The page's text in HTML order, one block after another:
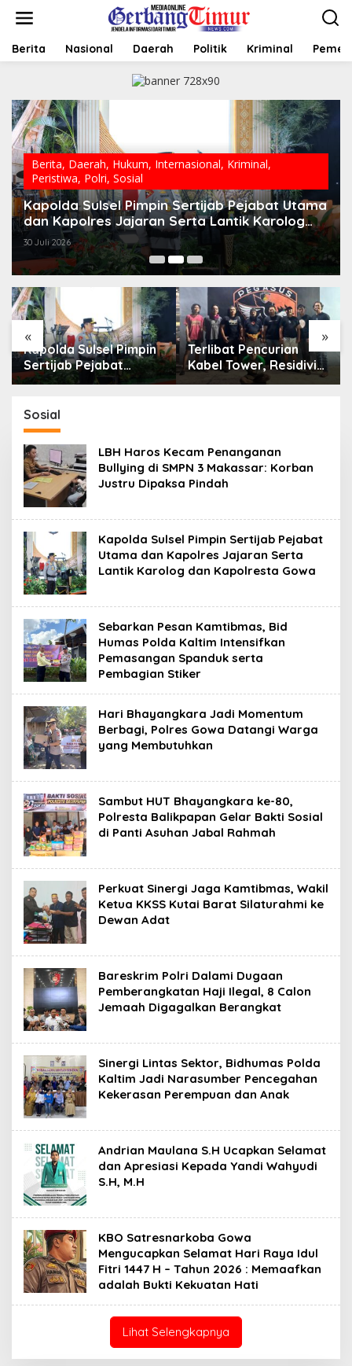
t
Berita Nasional Daerah Politik Kriminal
Berita, Daerah, Hukum, Internasional, Kriminal,
Peristiwa, Polri, Sosial
Kapolda Sulsel Pimpin Sertijab Pejabat Utama
dan Kapolres Jajaran Serta Lantik Karolog
dan Kapolresta Gowa
30 Juli 2026
« »
Kapolda Sulsel Pimpin
Sertijab Pejabat
Utama dan Kapolres
Karolog dan
Kapolresta Gowa
Terlibat Pencurian
Kabel Tower, Residivis
yang Sempat Kabur
Sosial
LBH Haros Kecam Penanganan
Bullying di SMPN 3 Makassar: Korban
Justru Dipaksa Pindah
Kapolda Sulsel Pimpin Sertijab Pejabat
Utama dan Kapolres Jajaran Serta
Lantik Karolog dan Kapolresta Gowa
Sebarkan Pesan Kamtibmas, Bid
Humas Polda Kaltim Intensifkan
Pemasangan Spanduk serta
Pembagian Stiker
Hari Bhayangkara Jadi Momentum
Berbagi, Polres Gowa Datangi Warga
yang Membutuhkan
Sambut HUT Bhayangkara ke-80,
Polresta Balikpapan Gelar Bakti Sosial
di Panti Asuhan Jabal Rahmah
Perkuat Sinergi Jaga Kamtibmas, Wakil
Ketua KKSS Kutai Barat Silaturahmi ke
Dewan Adat
Bareskrim Polri Dalami Dugaan
Pemberangkatan Haji Ilegal, 8 Calon
Jemaah Digagalkan Berangkat
Sinergi Lintas Sektor, Bidhumas Polda
Kaltim Jadi Narasumber Pencegahan
Kekerasan Perempuan dan Anak
Andrian Maulana S.H Ucapkan Selamat
dan Apresiasi Kepada Yandi Wahyudi
S.H, M.H
KBO Satresnarkoba Gowa
Mengucapkan Selamat Hari Raya Idul
Fitri 1447 H – Tahun 2026 : Memaafkan
adalah Bukti Kekuatan Hati
Lihat Selengkapnya